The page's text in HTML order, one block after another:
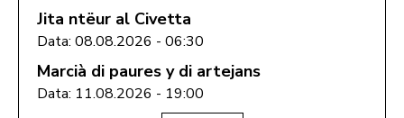
Jita ntëur al Civetta
Data: 08.08.2026 - 06:30
Marcià di paures y di artejans
Data: 11.08.2026 - 19:00